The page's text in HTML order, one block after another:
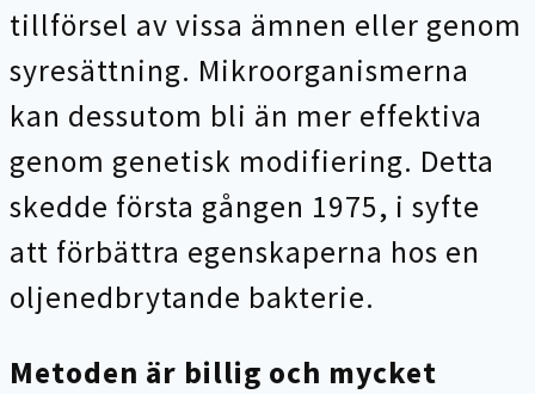
tillförsel av vissa ämnen eller genom
syresättning. Mikroorganismerna
kan dessutom bli än mer effektiva
genom genetisk modifiering. Detta
skedde första gången 1975, i syfte
att förbättra egenskaperna hos en
oljenedbrytande bakterie.
Metoden är billig och mycket